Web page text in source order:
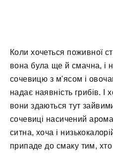
Коли хочеться поживної
вона була ще й смачна, і
сочевицю з м'ясом і
надає наявність грибів.
вони здаються тут
сочевиці насичений
ситна, хоча і
припаде до смаку тим, хто